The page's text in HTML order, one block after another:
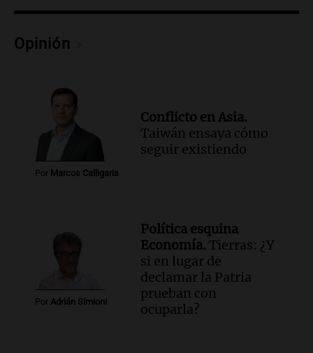
Audio.Según una encuesta, el 80% de
economía mejorará el próximo año
Audio.
oficialismo la explique mejor" sobre la
ley de propiedad privada
Informados al regreso
Audio.Debate en el Senado y protesta
Viva la Radio Rosario
Episodios
Audio.
Manifestación en Rosario contra
la ley de Propiedad Privada debatida en
el Senado.
Viva la Radio Rosario
Opinión
Por Marcos Calligaris
Conflicto en Asia.
Taiwán ensaya cómo
seguir existiendo
Por Adrián Simioni
Política esquina
Economía. Tierras: ¿Y
si en lugar de
declamar la Patria
prueban con
ocuparla?